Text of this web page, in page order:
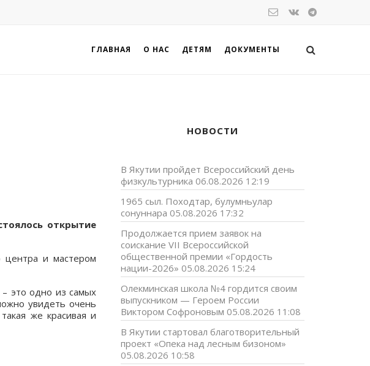
ГЛАВНАЯ О НАС ДЕТЯМ ДОКУМЕНТЫ
открытие
центра и мастером
– это одно из самых
увидеть очень
же красивая и
НОВОСТИ
В Якутии пройдет Всероссийский день
физкультурника 06.08.2026 12:19
1965 сыл. Походтар, булумньулар
сонуннара 05.08.2026 17:32
Продолжается прием заявок на
соискание VII Всероссийской
общественной премии «Гордость
нации-2026» 05.08.2026 15:24
Олекминская школа №4 гордится своим
выпускником — Героем России
Виктором Софроновым 05.08.2026 11:08
В Якутии стартовал благотворительный
проект «Опека над лесным бизоном»
05.08.2026 10:58